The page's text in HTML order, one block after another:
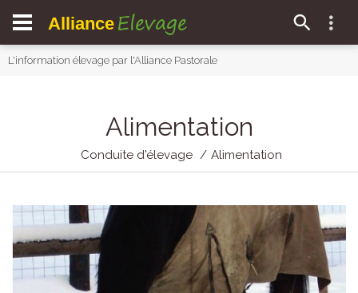
Alliance Elevage
L'information élevage par l'Alliance Pastorale
Alimentation
Conduite d'élevage Alimentation